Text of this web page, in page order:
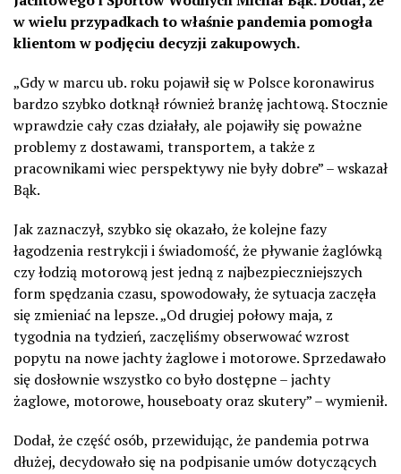
w wielu przypadkach to właśnie pandemia pomogła
klientom w podjęciu decyzji zakupowych.
„Gdy w marcu ub. roku pojawił się w Polsce koronawirus
bardzo szybko dotknął również branżę jachtową. Stocznie
wprawdzie cały czas działały, ale pojawiły się poważne
problemy z dostawami, transportem, a także z
pracownikami wiec perspektywy nie były dobre” – wskazał
Bąk.
Jak zaznaczył, szybko się okazało, że kolejne fazy
łagodzenia restrykcji i świadomość, że pływanie żaglówką
czy łodzią motorową jest jedną z najbezpieczniejszych
form spędzania czasu, spowodowały, że sytuacja zaczęła
się zmieniać na lepsze. „Od drugiej połowy maja, z
tygodnia na tydzień, zaczęliśmy obserwować wzrost
popytu na nowe jachty żaglowe i motorowe. Sprzedawało
się dosłownie wszystko co było dostępne – jachty
żaglowe, motorowe, houseboaty oraz skutery” – wymienił.
Dodał, że część osób, przewidując, że pandemia potrwa
dłużej, decydowało się na podpisanie umów dotyczących